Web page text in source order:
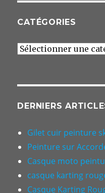
CATÉGORIES
Catégories
DERNIERS
Gilet cuir peinture
Peinture sur
Casque moto
casque karting
Casque Karting